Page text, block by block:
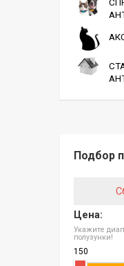
Подбор
Цена:
Укажите
полузунки!